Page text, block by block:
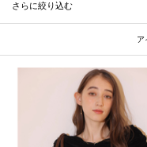
さらに絞り込む
ア